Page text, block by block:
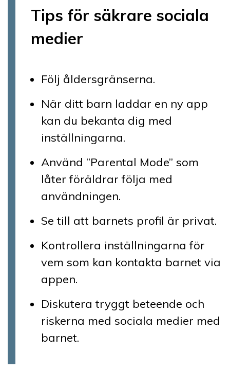
Tips för säkrare sociala
medier
Följ åldersgränserna.
När ditt barn laddar en ny app
kan du bekanta dig med
inställningarna.
Använd ”Parental Mode” som
låter föräldrar följa med
användningen.
Se till att barnets profil är privat.
Kontrollera inställningarna för
vem som kan kontakta barnet via
appen.
Diskutera tryggt beteende och
riskerna med sociala medier med
barnet.